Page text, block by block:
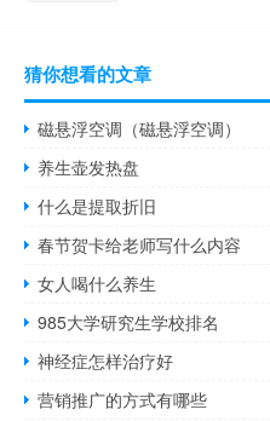
猜你想看的文章
磁悬浮空调（磁悬浮空调）
养生壶发热盘
什么是提取折旧
春节贺卡给老师写什么内容
女人喝什么养生
985大学研究生学校排名
神经症怎样治疗好
营销推广的方式有哪些